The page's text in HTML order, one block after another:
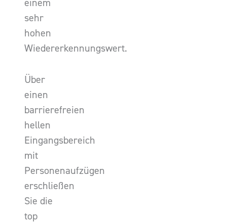
einem
sehr
hohen
Wiedererkennungswert.
Über
einen
barrierefreien
hellen
Eingangsbereich
mit
Personenaufzügen
erschließen
Sie die
top